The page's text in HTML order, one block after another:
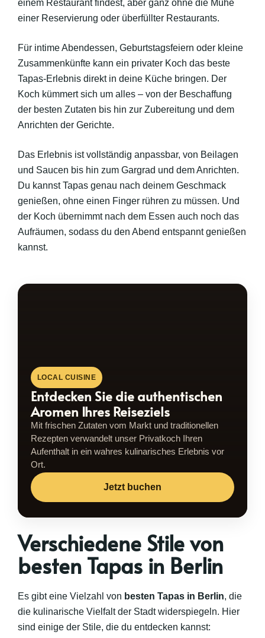
einem Restaurant findest, aber ganz ohne die Mühe
einer Reservierung oder überfüllter Restaurants.
Für intime Abendessen, Geburtstagsfeiern oder kleine
Zusammenkünfte kann ein privater Koch das beste
Tapas-Erlebnis direkt in deine Küche bringen. Der
Koch kümmert sich um alles – von der Beschaffung
der besten Zutaten bis hin zur Zubereitung und dem
Anrichten der Gerichte.
Das Erlebnis ist vollständig anpassbar, von Beilagen
und Saucen bis hin zum Gargrad und dem Anrichten.
Du kannst Tapas genau nach deinem Geschmack
genießen, ohne einen Finger rühren zu müssen. Und
der Koch übernimmt nach dem Essen auch noch das
Aufräumen, sodass du den Abend entspannt genießen
kannst.
LOCAL CUISINE
Entdecken Sie die authentischen
Aromen Ihres Reiseziels
Mit frischen Zutaten vom Markt und traditionellen
Rezepten verwandelt unser Privatkoch Ihren
Aufenthalt in ein wahres kulinarisches Erlebnis vor
Ort.
Jetzt buchen
Verschiedene Stile von
besten Tapas in Berlin
Es gibt eine Vielzahl von besten Tapas in Berlin, die
die kulinarische Vielfalt der Stadt widerspiegeln. Hier
sind einige der Stile, die du entdecken kannst: